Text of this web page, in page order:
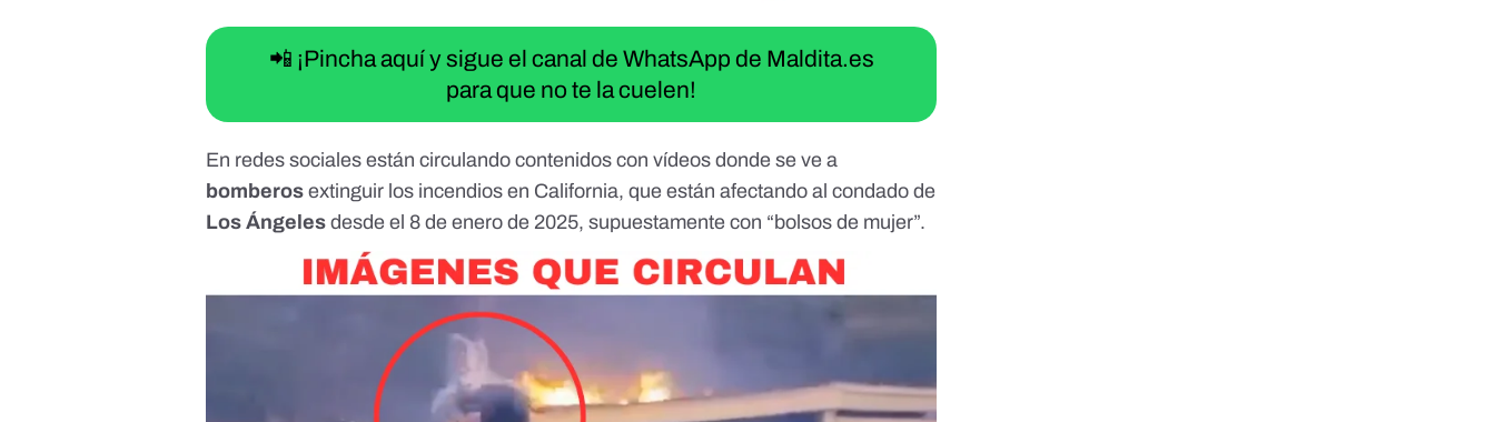
📲 ¡Pincha aquí y sigue el canal de WhatsApp de Maldita.es
para que no te la cuelen!
En redes sociales están circulandocontenidos con vídeos donde se ve a
bomberos extinguir los incendios en California, que están afectando al condado de
Los Ángeles desde el 8 de enero de 2025, supuestamente con “bolsos de mujer”.